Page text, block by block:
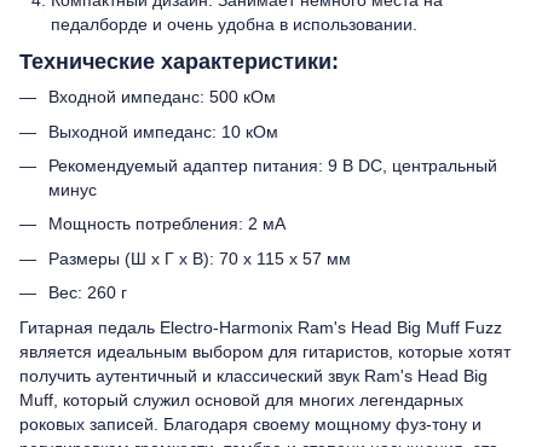
педалборде и очень удобна в использовании.
Технические характеристики:
Входной импеданс: 500 кОм
Выходной импеданс: 10 кОм
Рекомендуемый адаптер питания: 9 В DC, центральный
минус
Мощность потребления: 2 мА
Размеры (Ш x Г x В): 70 x 115 x 57 мм
Вес: 260 г
Гитарная педаль Electro-Harmonix Ram's Head Big Muff Fuzz
является идеальным выбором для гитаристов, которые хотят
получить аутентичный и классический звук Ram's Head Big
Muff, который служил основой для многих легендарных
роковых записей. Благодаря своему мощному фуз-тону и